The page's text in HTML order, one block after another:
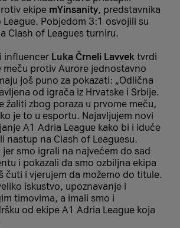
ekipe mYinsanity, predstavnika
League. Pobjedom 3:1 osvojili su
Clash of Leagues turniru.
influencer Luka Črneli Lavvek tvrdi
meču protiv Aurore jednostavno
još puno za pokazati: „Odlična
od igrača iz Hrvatske i Srbije.
žaliti zbog poraza u prvome meču,
je to u esportu. Najavljujem novi
A1 Adria League kako bi i iduće
nastup na Clash of Leaguesu.
smo igrali na najvećem do sad
i pokazali da smo ozbiljna ekipa
čuti i vjerujem da možemo do titule.
iskustvo, upoznavanje i
timovima, a imali smo i
od ekipe A1 Adria League koja